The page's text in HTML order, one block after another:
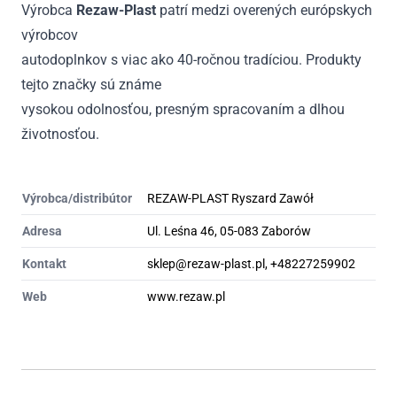
Výrobca Rezaw-Plast patrí medzi overených európskych
výrobcov
autodoplnkov s viac ako 40-ročnou tradíciou. Produkty
tejto značky sú známe
vysokou odolnosťou, presným spracovaním a dlhou
životnosťou.
Výrobca/distribútor REZAW-PLAST Ryszard Zawół
Adresa Ul. Leśna 46, 05-083 Zaborów
Kontakt sklep@rezaw-plast.pl, +48227259902
Web www.rezaw.pl